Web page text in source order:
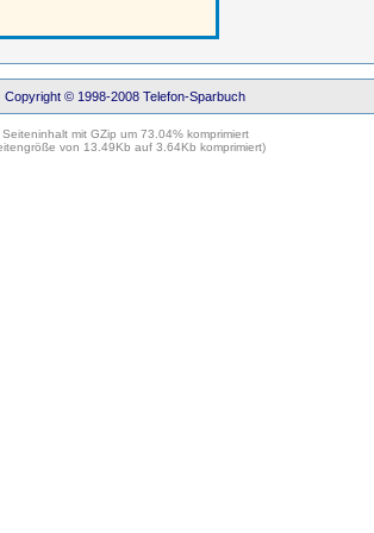
Copyright © 1998-2008 Telefon-Sparbuch
Seiteninhalt mit GZip um 73.04% komprimiert
von 13.49Kb auf 3.64Kb komprimiert)